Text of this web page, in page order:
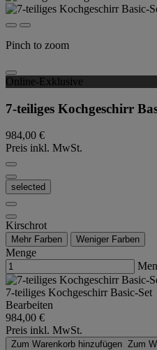
Pinch to zoom
Online-Exklusive
7-teiliges Kochgeschirr
984,00 €
Preis inkl. MwSt.
selected
Kirschrot
Mehr Farben Weniger Farben
Menge
7-teiliges Kochgeschirr Basic-Set
Bearbeiten
984,00 €
Preis inkl. MwSt.
Zum Warenkorb hinzufügen Zum